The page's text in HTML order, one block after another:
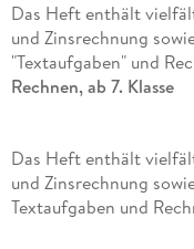
Das Heft enthält
und Zinsrechnung
"Textaufgaben" und
Rechnen, ab 7. Klasse
Das Heft enthält
und Zinsrechnung
Textaufgaben und